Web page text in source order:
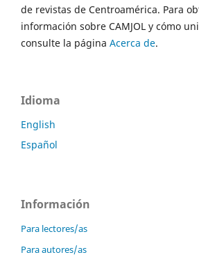
de revistas de Centroamérica. Para
información sobre CAMJOL y cómo
consulte la página Acerca de.
Idioma
English
Español
Información
Para lectores/as
Para autores/as